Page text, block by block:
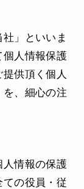
」といいま
個人情報保護
供​頂く個人
、細心の注
人情報の保護
の役員・従